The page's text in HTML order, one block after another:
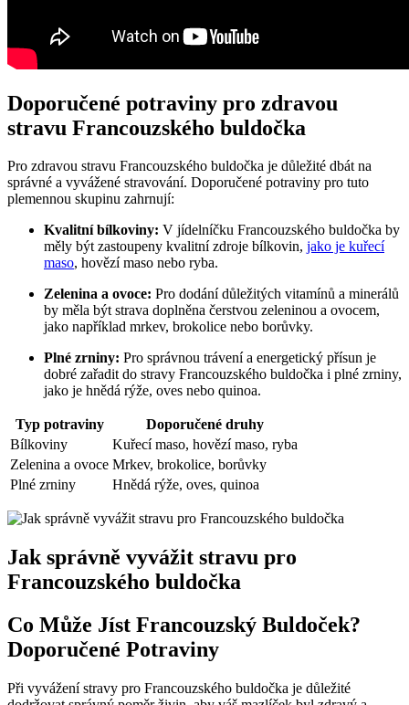
Doporučené potraviny pro zdravou‌
stravu Francouzského buldočka
Pro zdravou stravu Francouzského buldočka je ‌důležité dbát‌ na
správné ​a vyvážené ⁤stravování. Doporučené potraviny ⁣pro tuto
‍plemennou skupinu zahrnují:
Kvalitní‍ bílkoviny: V jídelníčku Francouzského buldočka by
měly být‌ zastoupeny ​kvalitní zdroje ​bílkovin, jako je kuřecí
maso, hovězí​ maso nebo ryba.
Zelenina a ovoce: Pro ​dodání důležitých⁣ vitamínů⁤ a minerálů
by měla být‍ strava doplněna​ čerstvou zeleninou a ovocem,
⁣jako například mrkev,‌ brokolice ⁤nebo borůvky.
Plné zrniny: Pro správnou trávení ‍a ⁤energetický přísun‍ je
dobré zařadit⁤ do stravy ⁢Francouzského ‍buldočka ⁣i plné zrniny,
jako je‍ hnědá rýže, oves nebo quinoa.
Typ potraviny
Doporučené druhy
Bílkoviny
Kuřecí maso, hovězí maso, ryba
Zelenina​ a ovoce Mrkev, brokolice, borůvky
Plné zrniny
Hnědá rýže,‌ oves,‍ quinoa
Jak správně vyvážit ​stravu​ pro
Francouzského buldočka
Co Může ​Jíst Francouzský Buldoček?
Doporučené Potraviny
Při vyvážení stravy pro ⁣Francouzského buldočka je‌ důležité